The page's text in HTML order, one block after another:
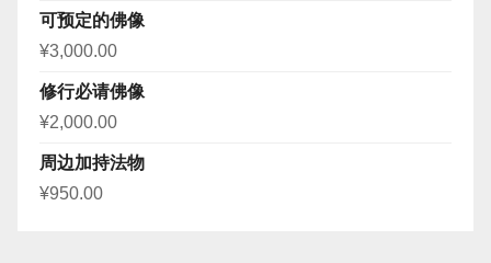
评分5.00
&sol; 5
可预定的佛像
¥3,000.00
修行必请佛像
¥2,000.00
周边加持法物
¥950.00